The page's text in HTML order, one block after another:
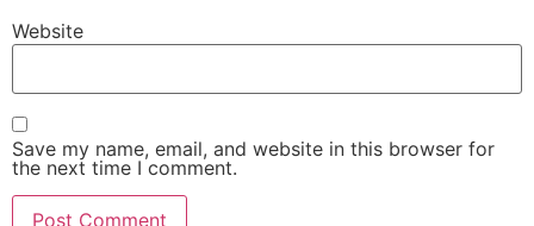
Website
Save my name, email, and website in this browser for
the next time I comment.